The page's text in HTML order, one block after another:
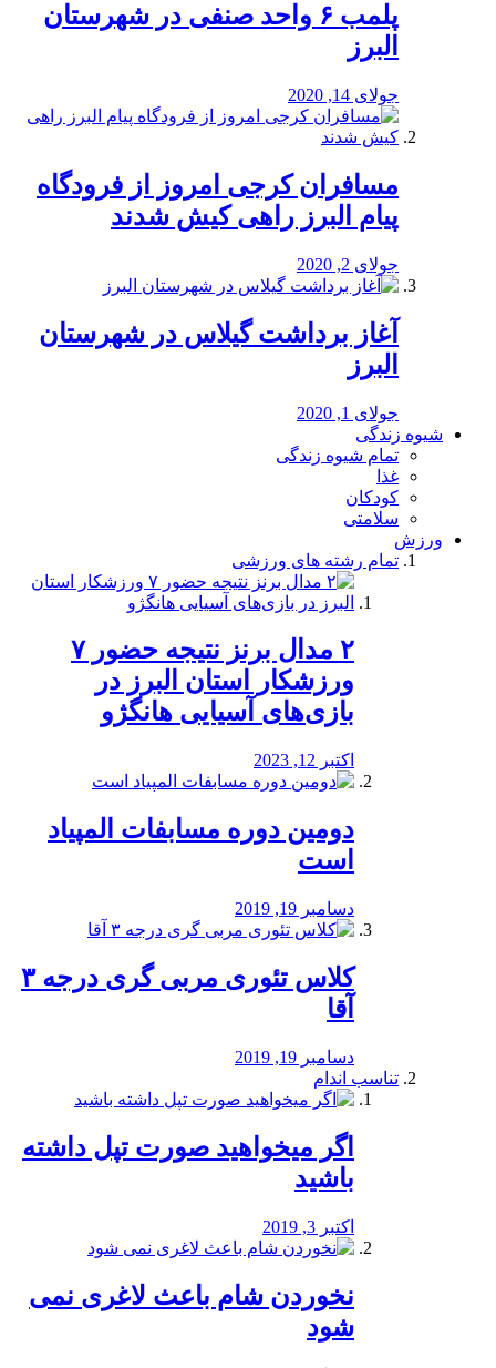
پلمب ۶ واحد صنفی در شهرستان
البرز
جولای 14, 2020
مسافران کرجی امروز از فرودگاه
پیام البرز راهی کیش شدند
جولای 2, 2020
آغاز برداشت گیلاس در شهرستان
البرز
جولای 1, 2020
شیوه زندگی
تمام شیوه زندگی
غذا
کودکان
سلامتی
ورزش
تمام رشته های ورزشی
۲ مدال برنز نتیجه حضور ۷
ورزشکار استان البرز در
بازی‌های آسیایی هانگژو
اکتبر 12, 2023
دومین دوره مسابفات المپیاد
است
دسامبر 19, 2019
کلاس تئوری مربی گری درجه ۳
آقا
دسامبر 19, 2019
تناسب اندام
اگر میخواهید صورت تپل داشته
باشید
اکتبر 3, 2019
نخوردن شام باعث لاغری نمی
‌شود